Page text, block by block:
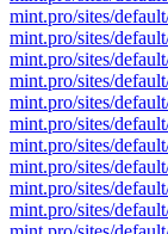
mint.pro/sites/
mint.pro/sites/
mint.pro/sites/
mint.pro/sites/
mint.pro/sites/
mint.pro/sites/
mint.pro/sites/
mint.pro/sites/
mint.pro/sites/
mint.pro/sites/